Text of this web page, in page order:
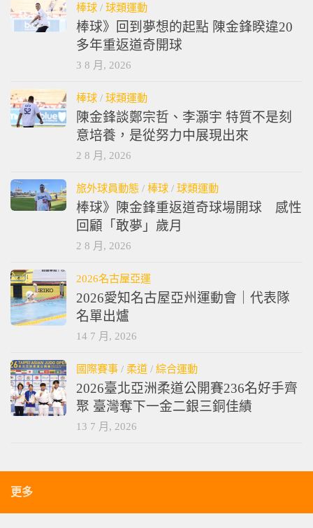
棒球 / 球類運動
棒球》回到夢想的起點 陳金鋒睽違20
多年重返道奇開球
3 8 月, 2026
棒球 / 球類運動
陳金鋒談鄭宗哲、李灝宇 特質不是刻
意培養，是從努力中展現出來
2 8 月, 2026
旅外球員動態 / 棒球 / 球類運動
棒球》陳金鋒重返道奇球場開球 感性
回顧「敢夢」歲月
2 8 月, 2026
2026名古屋亞運
2026愛知名古屋亞州運動會｜代表隊
名單出爐
14 7 月, 2026
國際賽事 / 柔道 / 綜合運動
2026臺北亞洲柔道公開賽236名好手齊
聚 臺灣奪下一金二銀三銅佳績
13 7 月, 2026
更多